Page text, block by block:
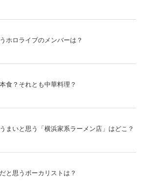
ホロライブのメンバーは？
食？それとも中華料理？
まいと思う「横浜家系ラーメン店」はどこ？
と思うボーカリストは？